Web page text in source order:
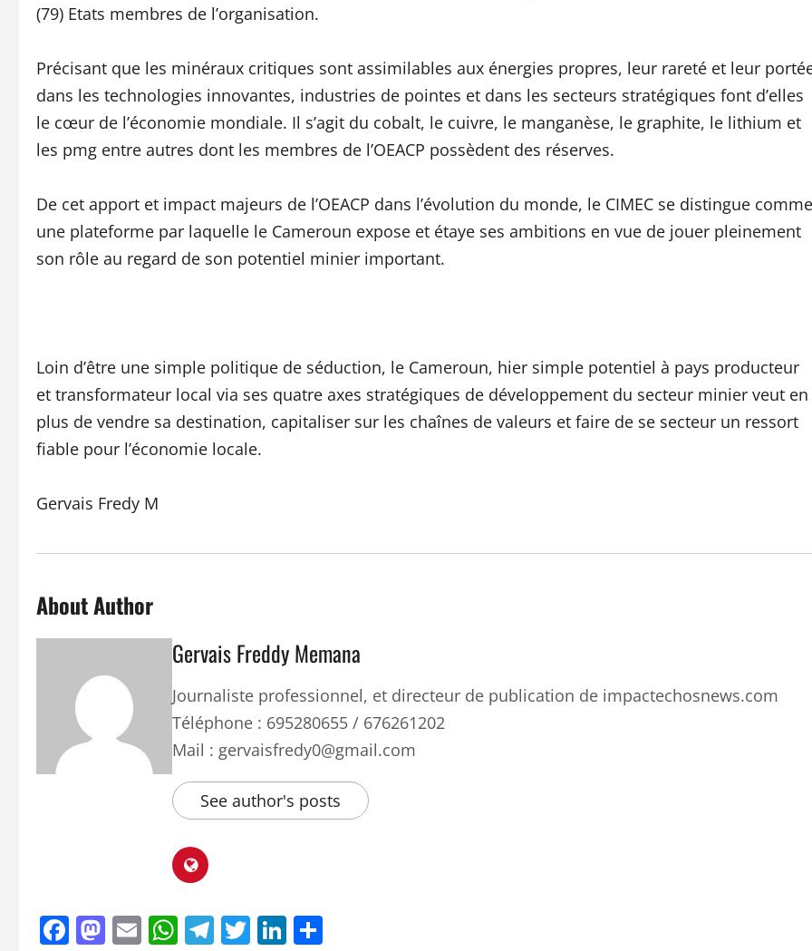
(79) Etats membres de l’organisation.
Précisant que les minéraux critiques sont assimilables aux énergies propres, leur rareté et leur
dans les technologies innovantes, industries de pointes et dans les secteurs stratégiques font d’elles
le cœur de l’économie mondiale. Il s’agit du cobalt, le cuivre, le manganèse, le graphite, le lithium et
les pmg entre autres dont les membres de l’OEACP possèdent des réserves.
De cet apport et impact majeurs de l’OEACP dans l’évolution du monde, le CIMEC se distingue comme
une plateforme par laquelle le Cameroun expose et étaye ses ambitions en vue de jouer pleinement
son rôle au regard de son potentiel minier important.
Loin d’être une simple politique de séduction, le Cameroun, hier simple potentiel à pays producteur
et transformateur local via ses quatre axes stratégiques de développement du secteur minier veut en
plus de vendre sa destination, capitaliser sur les chaînes de valeurs et faire de se secteur un ressort
fiable pour l’économie locale.
Gervais Fredy M
About Author
Gervais Freddy Memana
Journaliste professionnel, et directeur de publication de impactechosnews.com
Téléphone : 695280655 / 676261202
Mail : gervaisfredy0@gmail.com
See author's posts
Facebook
Mastodon
EmailWhatsApp
Telegram
TwitterLinkedIn